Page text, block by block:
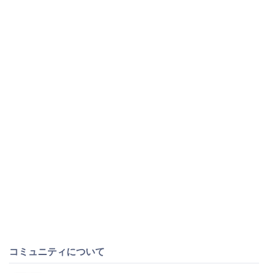
コミュニティについて